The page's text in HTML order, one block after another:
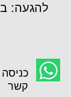
להגעה:
קשר